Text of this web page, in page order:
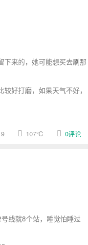
下来的，她可能想买去刷那
好打磨，如果天气不好，
107℃ 0评论
线就8个站，睡觉怕睡过